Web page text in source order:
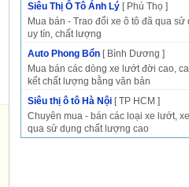
Siêu Thị Ô Tô Ánh Lý [ Phú Thọ ]
Mua bán - Trao đổi xe ô tô đã qua sử
uy tín, chất lượng
Auto Phong Bổn [ Bình Dương ]
Mua bán các dòng xe lướt đời cao,
kết chất lượng bằng văn bản
Siêu thị ô tô Hà Nội [ TP HCM ]
Chuyên mua - bán các loại xe lướt,
qua sử dụng chất lượng cao